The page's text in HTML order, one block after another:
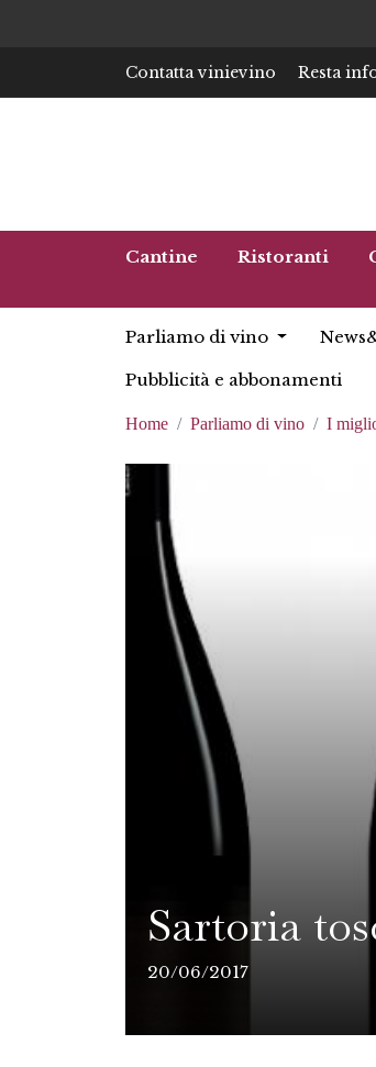
Contatta vinievino Resta
Cantine Ristoranti
Parliamo di vino
Pubblicità e abbonamenti
Home Parliamo di vino I
Sartoria
20/06/2017